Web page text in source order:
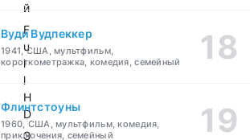
й
F
u
l
l
H
D
Э
Вуди Вудпеккер
1941, США, мультфильм,
короткометражка, комедия, семейный
Флинтстоуны
1960, США, мультфильм, комедия,
приключения, семейный